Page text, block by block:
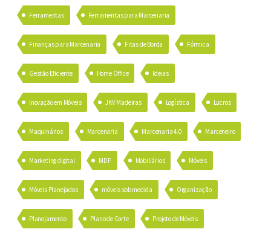
Ferramentas Ferramentas para Marcenaria
Finanças para Marcenaria Fitas de Borda Fórmica
Gestão Eficiente Home Office Ideias
Inovação em Móveis JKV Madeiras Logística Lucros
Maquinários Marcenaria Marcenaria 4.0 Marceneiro
Marketing digital MDF Mobiliários Móveis
Móveis Planejados móveis sob medida Organização
Planejamento Plano de Corte Projeto de Móveis